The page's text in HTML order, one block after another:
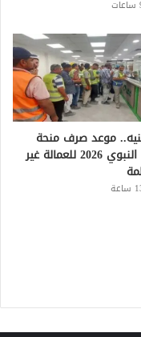
موعد صرف منحة
المولد النبوي 2026 للعمالة غير